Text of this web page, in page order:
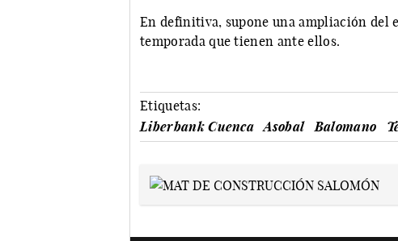
En definitiva, supone una ampliación del
temporada que tienen ante ellos.
Etiquetas:
Liberbank Cuenca
Asobal Balomano